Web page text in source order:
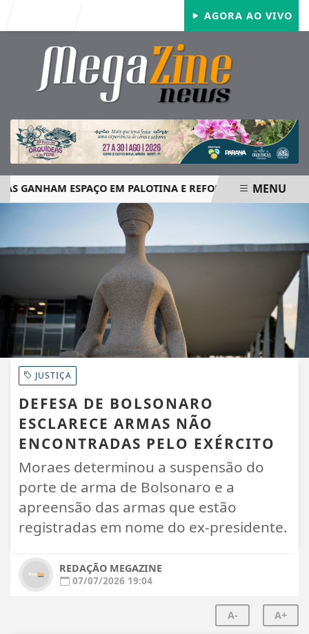
AGORA AO VIVO
ESPAÇO EM PALOTINA E REFORÇAM SEGURANÇA
MENU
JUSTIÇA
DEFESA DE BOLSONARO
ESCLARECE ARMAS NÃO
ENCONTRADAS PELO EXÉRCITO
Moraes determinou a suspensão do
porte de arma de Bolsonaro e a
apreensão das armas que estão
registradas em nome do ex-presidente.
REDAÇÃO MEGAZINE
07/07/2026 19:04
A- A+